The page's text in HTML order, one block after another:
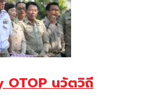
OTOP นวัตวิถี